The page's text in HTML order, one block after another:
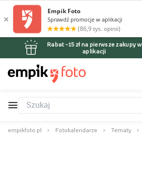
Rabat –15 zł na pierwsze zakupy w
aplikacji
empikfoto.pl Fotokalendarze Tematy